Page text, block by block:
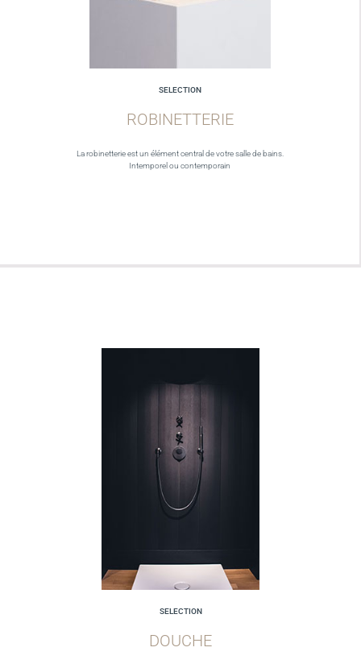
SELECTION
ROBINETTERIE
La robinetterie est un élément central de votre salle de bains.
Intemporel ou contemporain
SELECTION
DOUCHE